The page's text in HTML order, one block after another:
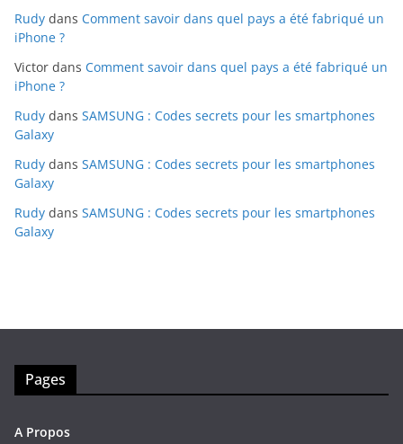
Rudy dans Comment savoir dans quel pays a été fabriqué un
iPhone ?
Victor dans Comment savoir dans quel pays a été fabriqué un
iPhone ?
Rudy dans SAMSUNG : Codes secrets pour les smartphones
Galaxy
Rudy dans SAMSUNG : Codes secrets pour les smartphones
Galaxy
Rudy dans SAMSUNG : Codes secrets pour les smartphones
Galaxy
Pages
A Propos